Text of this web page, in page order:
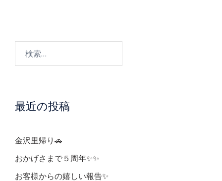
ゲ
シ
ョ
ン
最近の投稿
金沢里帰り🚗
おかげさまで５周年✨✨
お客様からの嬉しい報告✨